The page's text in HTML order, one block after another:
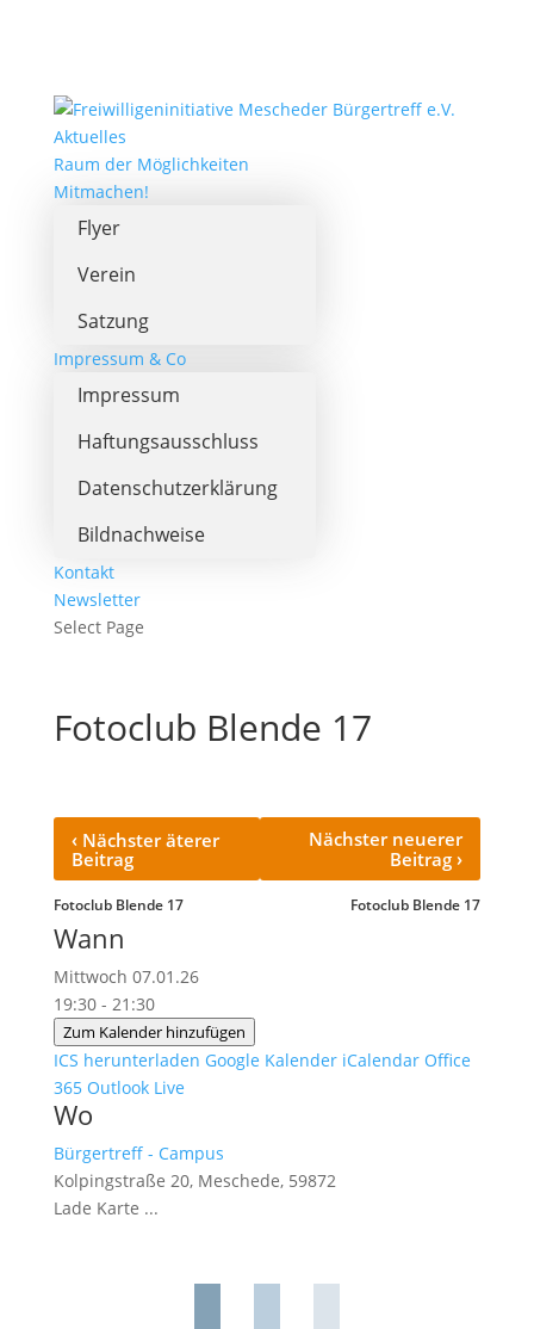
Aktuelles
Raum der Möglichkeiten
Mitmachen!
Flyer
Verein
Satzung
Impressum & Co
Impressum
Haftungsausschluss
Datenschutzerklärung
Bildnachweise
Kontakt
Newsletter
Select Page
Fotoclub Blende 17
‹Nächster äterer
Beitrag
Fotoclub Blende 17
Nächster neuerer
Beitrag›
Fotoclub Blende 17
Wann
Mittwoch 07.01.26
19:30 - 21:30
Zum Kalender hinzufügen
ICS herunterladen Google Kalender iCalendar Office
365 Outlook Live
Wo
Bürgertreff - Campus
Kolpingstraße 20, Meschede, 59872
Lade Karte ...